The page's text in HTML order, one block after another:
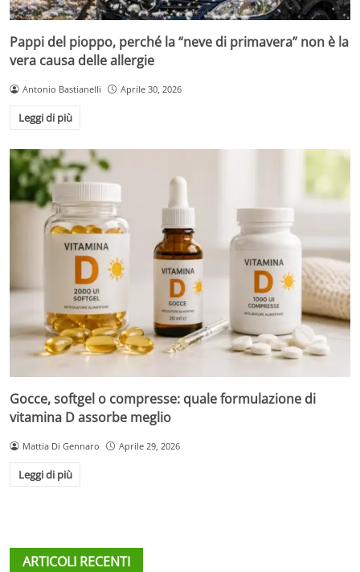
Pappi del pioppo, perché la “neve di primavera” non è la
vera causa delle allergie
Antonio Bastianelli Aprile 30, 2026
Leggi di più
Gocce, softgel o compresse: quale formulazione di
vitamina D assorbe meglio
Mattia Di Gennaro Aprile 29, 2026
Leggi di più
ARTICOLI RECENTI